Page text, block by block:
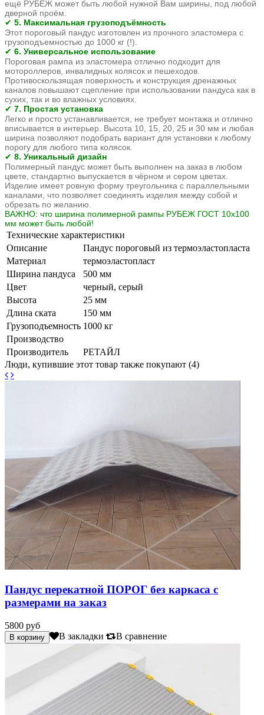
ещё РУБЕЖ может быть любой нужной Вам ширины, под любой
дверной проём.
✔ 5. Максимальная грузоподъёмность
Этот пороговый пандус изготовлен из прочного эластомера с
грузоподъемностью до 1000 кг (!).
✔ 6. Универсальное использование
Пороговая рампа из эластомера отлично подходит для
мотороллеров, инвалидных колясок и пешеходов.
Противоскользящая поверхность и конструкция дренажных
каналов повышают сцепление при использовании пандуса как в
сухих, так и во влажных условиях.
✔ 7. Простая установка
Легко и просто устанавливается, не требует монтажа и отлично
вписывается в интерьер. Высота 10, 15, 20, 25 и 30 мм и любая
ширина позволяют подобрать вариант для установки к любому
порогу для любого типа колясок.
✔ 8. Уникальный дизайн
Полимерный пандус может быть выполнен на заказ в любом
цвете, стандартно выпускается в чёрном и сером цветах.
Изделие имеет ровную форму треугольника с параллельными
каналами, что позволяет соединять изделия между собой и
обрезать по желанию.
ВАЖНО: что ширина полимерной рампы РУБЕЖ ГОСТ 10х100
мм может быть любой!
Технические характеристики
Описание
Пандус пороговый из термоэластопласта
Материал
термоэластопласт
Ширина пандуса
500 мм
Цвет
черный, серый
Высота
25 мм
Длина ската
150 мм
Грузоподъемность 1000 кг
Производство
Производитель
РЕТАЙЛ
Люди, купившие этот товар также покупают (4)
Пандус перекатной ПОРОГ без каркаса с
размерами на заказ
5800 руб
В закладки В сравнение